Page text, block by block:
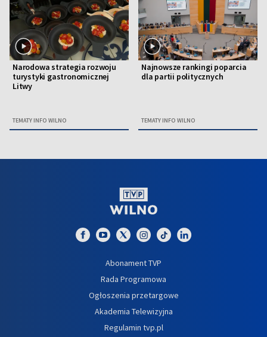
Narodowa strategia rozwoju
turystyki gastronomicznej
Litwy
TEMATY INFO WILNO
Najnowsze rankingi poparcia
dla partii politycznych
TEMATY INFO WILNO
Abonament TVP
Rada Programowa
Ogłoszenia przetargowe
Akademia Telewizyjna
Regulamin tvp.pl